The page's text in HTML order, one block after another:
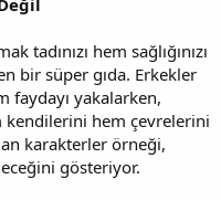
tadınızı hem sağlığınızı
bir süper gıda. Erkekler
faydayı yakalarken,
kendilerini hem çevrelerini
karakterler örneği,
gösteriyor.